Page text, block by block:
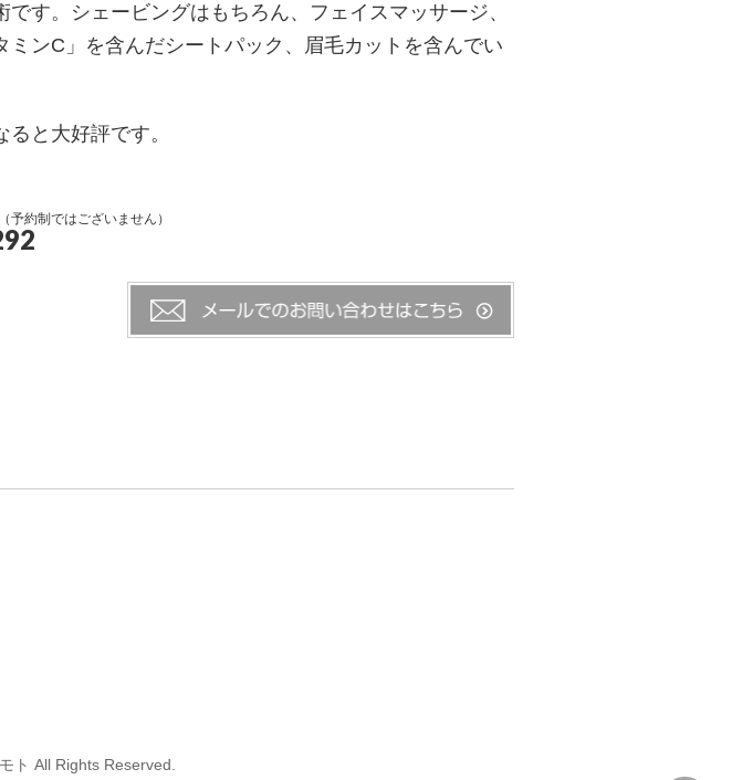
す。シェービングはもちろん、フェイスマッサージ、
ミンC」を含んだシートパック、眉毛カットを含んでい
と大好評です。
予約制ではございません）
ト All Rights Reserved.